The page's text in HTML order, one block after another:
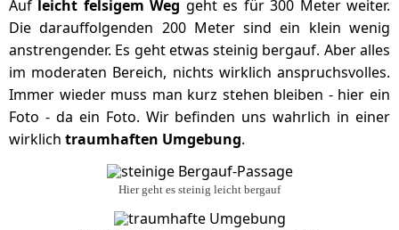
Auf leicht felsigem Weg geht es für 300 Meter weiter.
Die darauffolgenden 200 Meter sind ein klein wenig
anstrengender. Es geht etwas steinig bergauf. Aber alles
im moderaten Bereich, nichts wirklich anspruchsvolles.
Immer wieder muss man kurz stehen bleiben - hier ein
Foto - da ein Foto. Wir befinden uns wahrlich in einer
wirklich traumhaften Umgebung.
Hier geht es steinig leicht bergauf